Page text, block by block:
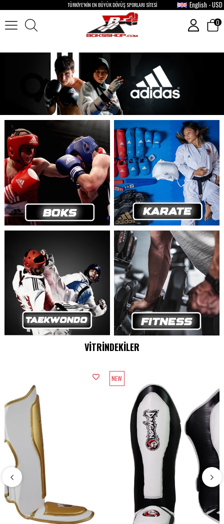
TÜRKİYE’NİN EN BÜYÜK DÖVÜŞ SPORLARI SİTESİ English - USD
0
VİTRİNDEKİLER
ITEM
ITEM